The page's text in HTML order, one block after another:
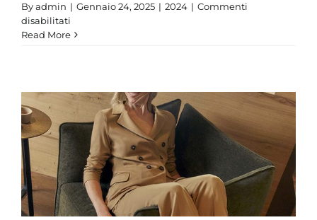
Byadmin | Gennaio 24, 2025 | 2024 | Commenti
disabilitati
Nicolò
Read More